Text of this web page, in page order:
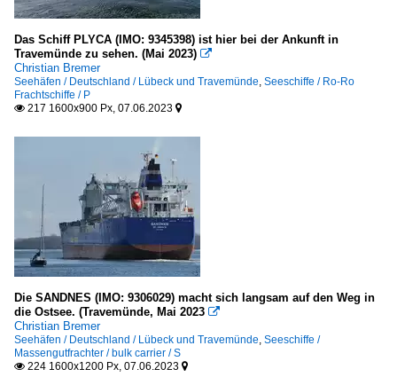
Das Schiff PLYCA (IMO: 9345398) ist hier bei der Ankunft in
Travemünde zu sehen. (Mai 2023) 
Christian Bremer
Seehäfen / Deutschland / Lübeck und Travemünde, Seeschiffe / Ro-Ro
Frachtschiffe / P
 217 1600x900 Px, 07.06.2023 
Die SANDNES (IMO: 9306029) macht sich langsam auf den Weg in
die Ostsee. (Travemünde, Mai 2023 
Christian Bremer
Seehäfen / Deutschland / Lübeck und Travemünde, Seeschiffe /
Massengutfrachter / bulk carrier / S
 224 1600x1200 Px, 07.06.2023 